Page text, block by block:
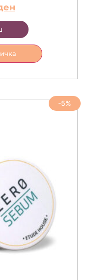
-5%